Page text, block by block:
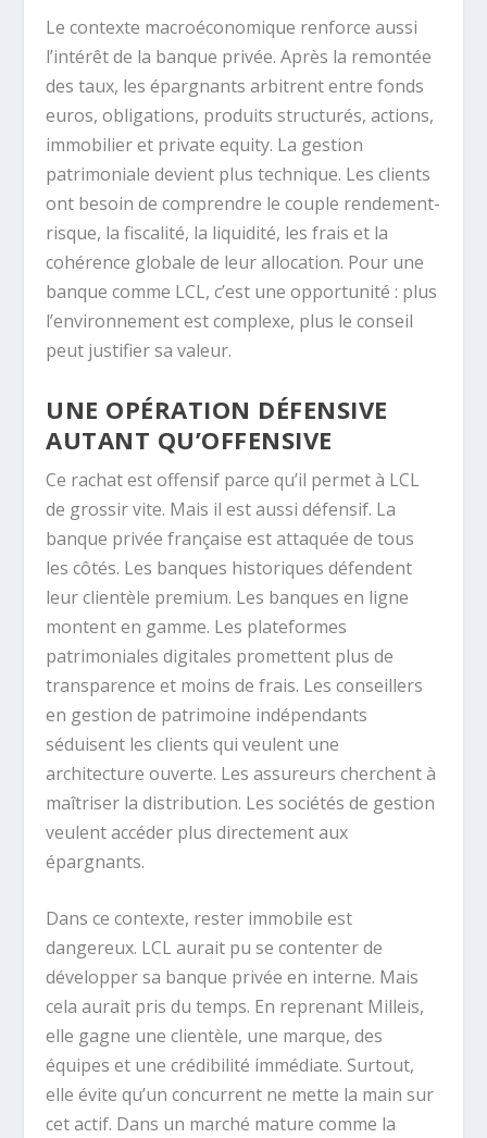
Le contexte macroéconomique renforce aussi
l’intérêt de la banque privée. Après la remontée
des taux, les épargnants arbitrent entre fonds
euros, obligations, produits structurés, actions,
immobilier et private equity. La gestion
patrimoniale devient plus technique. Les clients
ont besoin de comprendre le couple rendement-
risque, la fiscalité, la liquidité, les frais et la
cohérence globale de leur allocation. Pour une
banque comme LCL, c’est une opportunité : plus
l’environnement est complexe, plus le conseil
peut justifier sa valeur.
UNE OPÉRATION DÉFENSIVE
AUTANT QU’OFFENSIVE
Ce rachat est offensif parce qu’il permet à LCL
de grossir vite. Mais il est aussi défensif. La
banque privée française est attaquée de tous
les côtés. Les banques historiques défendent
leur clientèle premium. Les banques en ligne
montent en gamme. Les plateformes
patrimoniales digitales promettent plus de
transparence et moins de frais. Les conseillers
en gestion de patrimoine indépendants
séduisent les clients qui veulent une
architecture ouverte. Les assureurs cherchent à
maîtriser la distribution. Les sociétés de gestion
veulent accéder plus directement aux
épargnants.
Dans ce contexte, rester immobile est
dangereux. LCL aurait pu se contenter de
développer sa banque privée en interne. Mais
cela aurait pris du temps. En reprenant Milleis,
elle gagne une clientèle, une marque, des
équipes et une crédibilité immédiate. Surtout,
elle évite qu’un concurrent ne mette la main sur
cet actif. Dans un marché mature comme la